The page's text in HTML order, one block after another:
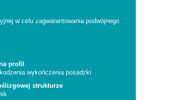
w celu zagwarantowania podwójnego
profil
wykończenia posadzki
strukturze